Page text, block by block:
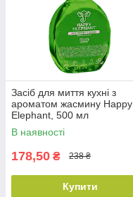
Засіб для миття кухні з
ароматом жасмину Happy
Elephant, 500 мл
В наявності
178,50 ₴ 238 ₴
Купити